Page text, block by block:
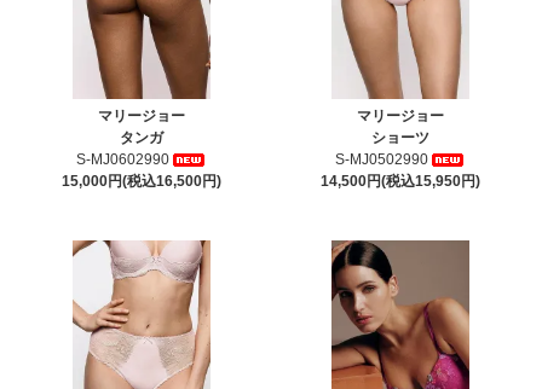
マリージョー
タンガ
S-MJ0602990
15,000円(税込16,500円)
マリージョー
ショーツ
S-MJ0502990
14,500円(税込15,950円)